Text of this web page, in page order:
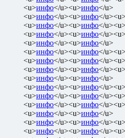
<u>инфо</u><u>инфо</u>
<u>инфо</u><u>инфо</
<u>инфо</u><u>инфо</
<u>инфо</u><u>инфо</
<u>инфо</u><u>инфо</u>
<u>инфо</u><u>инфо</
<u>инфо</u><u>инфо</
<u>инфо</u><u>инфо</
<u>инфо</u><u>инфо</u>
<u>инфо</u><u>инфо</
<u>инфо</u><u>инфо</
<u>инфо</u><u>инфо</
<u>инфо</u><u>инфо</u>
<u>инфо</u><u>инфо</
<u>инфо</u><u>инфо</